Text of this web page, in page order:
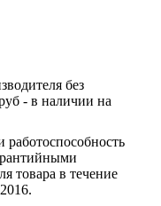
без
- в наличии на
работоспособность
товара в течение